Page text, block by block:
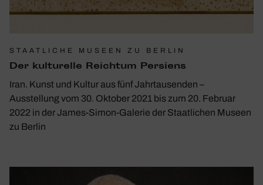
STAATLICHE MUSEEN ZU BERLIN
Der kultu­relle Reichtum Persiens
Iran. Kunst und Kultur aus fünf Jahrtausenden –
Ausstellung vom 30. Oktober 2021 bis zum 20. Februar
2022 in der James-Simon-Galerie der Staatlichen Museen
zu Berlin